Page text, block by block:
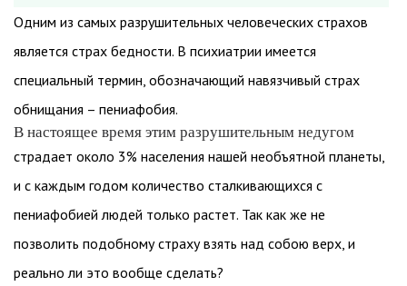
Одним из самых разрушительных человеческих страхов
является страх бедности. В психиатрии имеется
специальный термин, обозначающий навязчивый страх
обнищания – пениафобия.
В настоящее время этим разрушительным недугом
страдает около 3% населения нашей необъятной планеты,
и с каждым годом количество сталкивающихся с
пениафобией людей только растет. Так как же не
позволить подобному страху взять над собою верх, и
реально ли это вообще сделать?